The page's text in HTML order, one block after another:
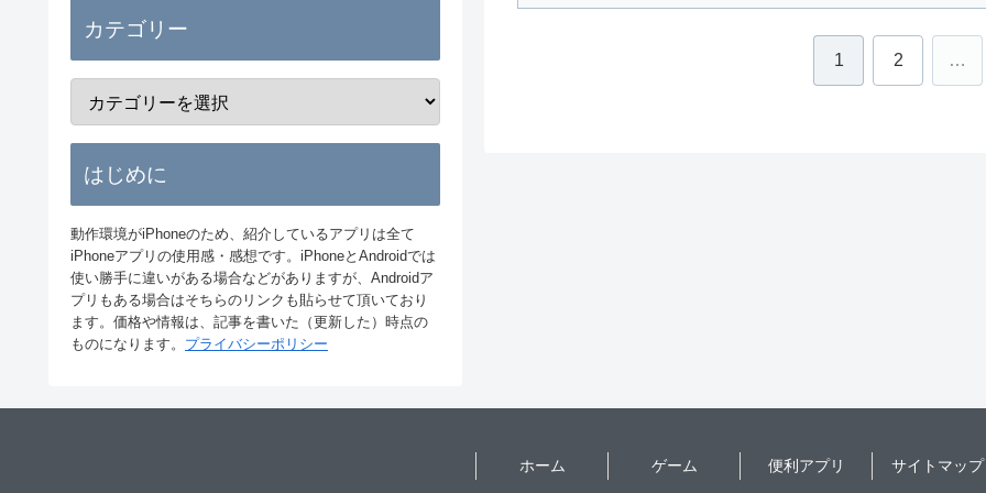
1 2 …
カテゴリー
はじめに
動作環境がiPhoneのため、紹介しているアプリは全て
iPhoneアプリの使用感・感想です。iPhoneとAndroidでは
使い勝手に違いがある場合などがありますが、Androidア
プリもある場合はそちらのリンクも貼らせて頂いており
ます。価格や情報は、記事を書いた（更新した）時点の
ものになります。 プライバシーポリシー
ホーム ゲーム 便利アプリ サイトマップ